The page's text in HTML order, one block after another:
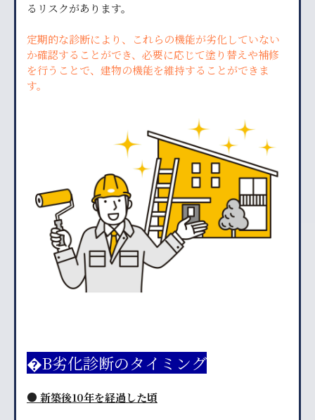
るリスクがあります。
定期的な診断により、これらの機能が劣化していない
か確認することができ、必要に応じて塗り替えや補修
を行うことで、建物の機能を維持することができま
す。
�B劣化診断のタイミング
● 新築後10年を経過した頃